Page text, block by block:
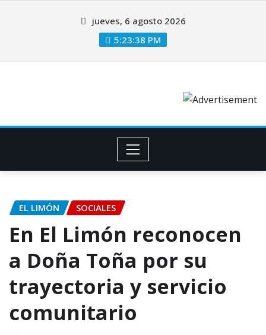
jueves, 6 agosto 2026
5:23:39 PM
EL LIMÓN SOCIALES
En El Limón reconocen
a Doña Toña por su
trayectoria y servicio
comunitario